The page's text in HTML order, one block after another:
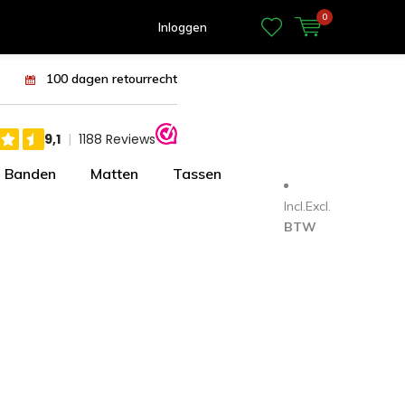
Inloggen
0
100 dagen retourrecht
Banden Matten Tassen
Incl.Excl.
BTW